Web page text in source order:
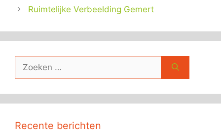
Ruimtelijke Verbeelding Gemert
naar:
Recente berichten